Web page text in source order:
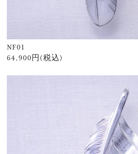
NF01
64,900円(税込)